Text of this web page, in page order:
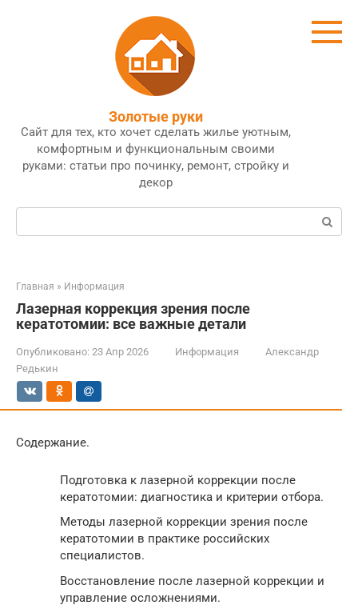
Золотые руки
Сайт для тех, кто хочет сделать жилье уютным,
комфортным и функциональным своими
руками: статьи про починку, ремонт, стройку и
декор
Поиск:
Главная » Информация
Лазерная коррекция зрения после
кератотомии: все важные детали
Опубликовано: 23 Апр 2026 Информация
Александр
Редькин
Содержание.
Подготовка к лазерной коррекции после
кератотомии: диагностика и критерии отбора.
Методы лазерной коррекции зрения после
кератотомии в практике российских
специалистов.
Восстановление после лазерной коррекции и
управление осложнениями.